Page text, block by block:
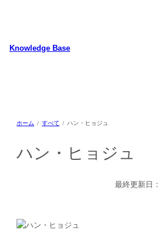
スKnowledge Base
ホーム すべて ハン・ヒョジュ
ハン・ヒョジュ
最終更新日：